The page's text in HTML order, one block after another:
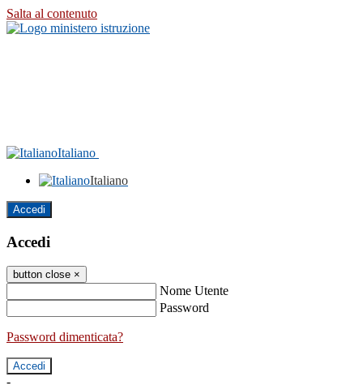
Salta al contenuto
Italiano
Italiano
Accedi
Accedi
button close ×
Nome Utente
Password
Password dimenticata?
-